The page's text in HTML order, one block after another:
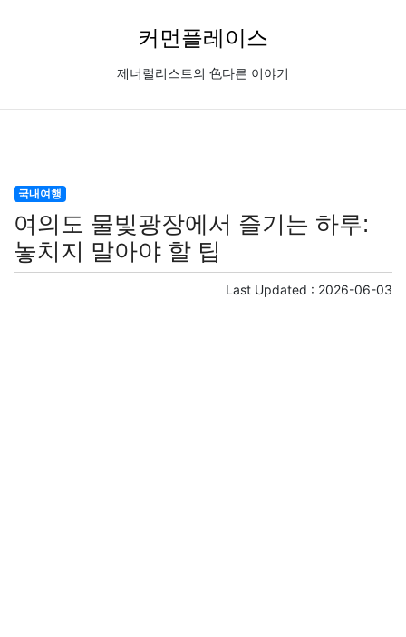
커먼플레이스
제너럴리스트의 色다른 이야기
국내여행
여의도 물빛광장에서 즐기는 하루:
놓치지 말아야 할 팁
Last Updated : 2026-06-03